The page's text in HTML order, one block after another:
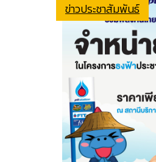
ข่าวประชาสัมพันธ์